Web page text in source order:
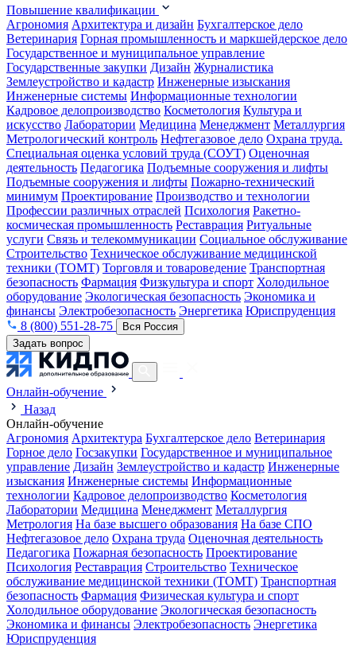
Повышение квалификации
Агрономия Архитектура и дизайн Бухгалтерское дело
Ветеринария Горная промышленность и маркшейдерское дело
Государственное и муниципальное управление
Государственные закупки Дизайн Журналистика
Землеустройство и кадастр Инженерные изыскания
Инженерные системы Информационные технологии
Кадровое делопроизводство Косметология Культура и
искусство Лаборатории Медицина Менеджмент Металлургия
Метрологический контроль Нефтегазовое дело Охрана труда.
Специальная оценка условий труда (СОУТ) Оценочная
деятельность Педагогика Подъемные сооружения и лифты
Подъемные сооружения и лифты Пожарно-технический
минимум Проектирование Производство и технологии
Профессии различных отраслей Психология Ракетно-
космическая промышленность Реставрация Ритуальные
услуги Связь и телекоммуникации Социальное обслуживание
Строительство Техническое обслуживание медицинской
техники (ТОМТ) Торговля и товароведение Транспортная
безопасность Фармация Физкультура и спорт Холодильное
оборудование Экологическая безопасность Экономика и
финансы Электробезопасность Энергетика Юриспруденция
8 (800) 551-28-75
Вся Россия
Задать вопрос
Онлайн-обучение
Назад
Онлайн-обучение
Агрономия Архитектура Бухгалтерское дело Ветеринария
Горное дело Госзакупки Государственное и муниципальное
управление Дизайн Землеустройство и кадастр Инженерные
изыскания Инженерные системы Информационные
технологии Кадровое делопроизводство Косметология
Лаборатории Медицина Менеджмент Металлургия
Метрология На базе высшего образования На базе СПО
Нефтегазовое дело Охрана труда Оценочная деятельность
Педагогика Пожарная безопасность Проектирование
Психология Реставрация Строительство Техническое
обслуживание медицинской техники (ТОМТ) Транспортная
безопасность Фармация Физическая культура и спорт
Холодильное оборудование Экологическая безопасность
Экономика и финансы Электробезопасность Энергетика
Юриспруденция